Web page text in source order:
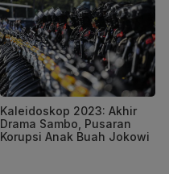
Kaleidoskop 2023: Akhir
Drama Sambo, Pusaran
Korupsi Anak Buah Jokowi